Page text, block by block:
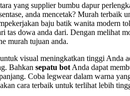
yang supplier bumbu dapur
anda mencetak? Murah terbaik
baju batik wanita modern
tas dowa anda dari. Dengan melihat
murah tujuan anda.
visual meningkatkan tinggi Anda
Bahkan sepatu bot Anda dapat
Coba legwear dalam warna
cara terbaik untuk terlihat lebih